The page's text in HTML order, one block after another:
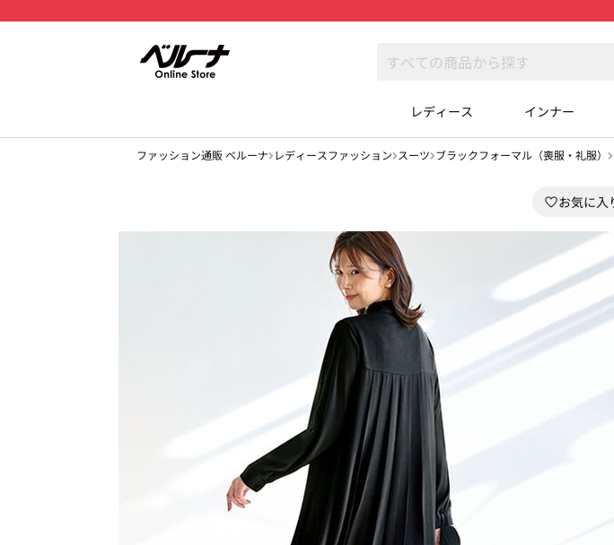
レディース インナー
ファッション通販 ベルーナ レディースファッション スーツ ブラックフォーマル（喪服・礼服）